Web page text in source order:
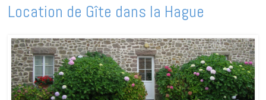
Location de Gîte dans la Hague